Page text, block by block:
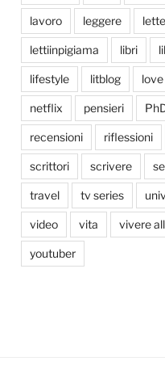
lavoro leggere
lettiinpigiama libri
lifestyle litblog
netflix pensieri
recensioni riflessioni
scrittori scrivere
travel tv series
video vita vivere
youtuber